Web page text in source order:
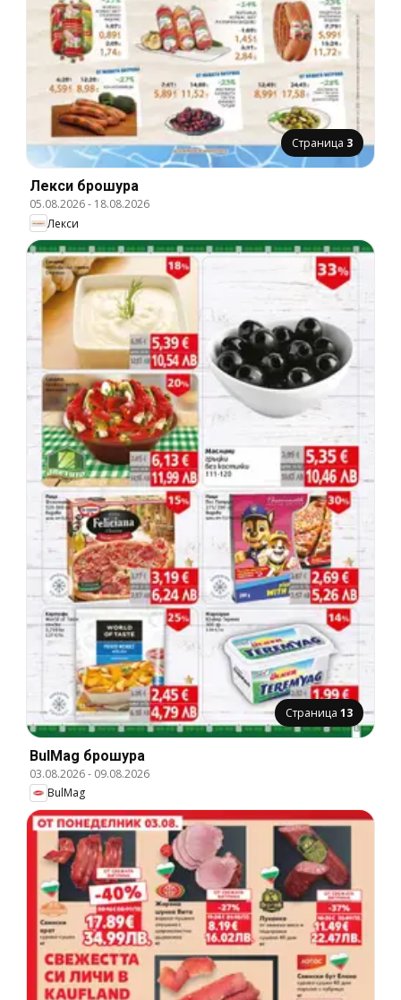
Страница 3
Лекси брошура
05.08.2026- 18.08.2026
Лекси
Страница 13
BulMag брошура
03.08.2026- 09.08.2026
BulMag